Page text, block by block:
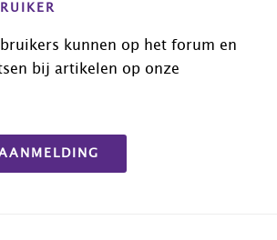
kunnen op het forum en
bij artikelen op onze